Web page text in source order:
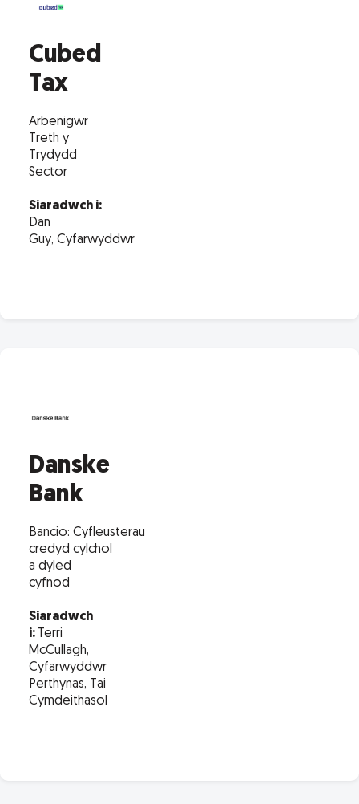
Cubed
Tax
Arbenigwr
Treth y
Trydydd
Sector
Siaradwch i:
Dan
Guy, Cyfarwyddwr
Danske
Bank
Bancio: Cyfleusterau
credyd cylchol
a dyled
cyfnod
Siaradwch
i:
Terri
McCullagh,
Cyfarwyddwr
Perthynas, Tai
Cymdeithasol